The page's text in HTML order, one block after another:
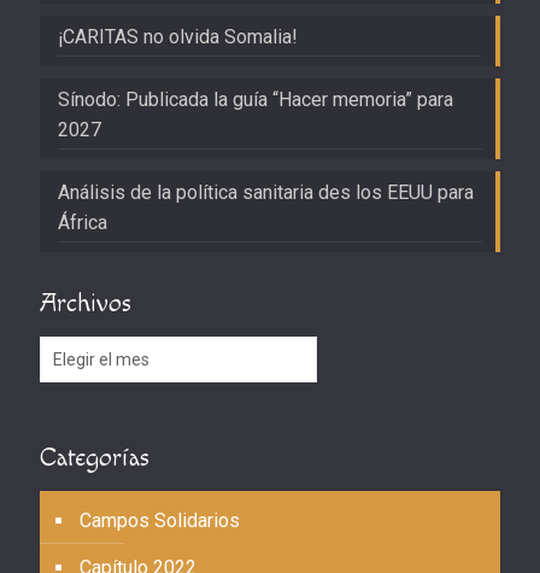
¡CARITAS no olvida Somalia!
Sínodo: Publicada la guía “Hacer memoria” para
2027
Análisis de la política sanitaria des los EEUU para
África
Archivos
Archivos
Categorías
Campos Solidarios
Capítulo 2022